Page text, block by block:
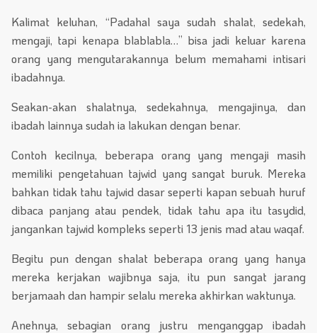
Kalimat keluhan, “Padahal saya sudah shalat, sedekah,
mengaji, tapi kenapa blablabla…” bisa jadi keluar karena
orang yang mengutarakannya belum memahami intisari
ibadahnya.
Seakan-akan shalatnya, sedekahnya, mengajinya, dan
ibadah lainnya sudah ia lakukan dengan benar.
Contoh kecilnya, beberapa orang yang mengaji masih
memiliki pengetahuan tajwid yang sangat buruk. Mereka
bahkan tidak tahu tajwid dasar seperti kapan sebuah huruf
dibaca panjang atau pendek, tidak tahu apa itu tasydid,
jangankan tajwid kompleks seperti 13 jenis mad atau waqaf.
Begitu pun dengan shalat beberapa orang yang hanya
mereka kerjakan wajibnya saja, itu pun sangat jarang
berjamaah dan hampir selalu mereka akhirkan waktunya.
Anehnya, sebagian orang justru menganggap ibadah